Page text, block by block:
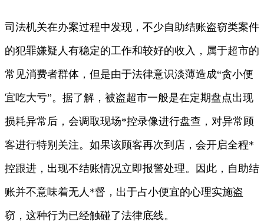
司法机关在办案过程中发现，不少自助结账盗窃类案件
的犯罪嫌疑人有稳定的工作和较好的收入，属于超市的
常见消费者群体，但是由于法律意识淡薄造成“贪小便
宜吃大亏”。据了解，被盗超市一般是在定期盘点出现
损耗异常后，会调取现场*控录像进行盘查，对异常顾
客进行特别关注。如果该顾客再次到店，会开启全程*
控跟进，出现不结账情况立即报警处理。因此，自助结
账并不意味着无人*督，出于占小便宜的心理实施盗
窃，这种行为已经触碰了法律底线。